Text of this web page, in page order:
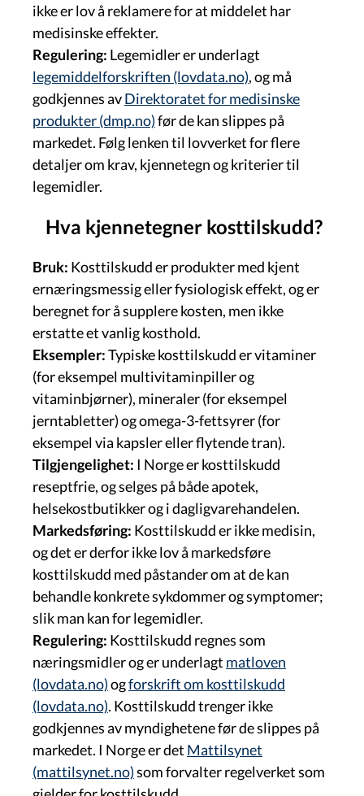
ikke er lov å reklamere for at middelet har
medisinske effekter.
Regulering: Legemidler er underlagt
legemiddelforskriften (lovdata.no), og må
godkjennes avDirektoratet for medisinske
produkter (dmp.no)før de kan slippes på
markedet. Følg lenken til lovverket for flere
detaljer om krav, kjennetegn og kriterier til
legemidler.
Hva kjennetegner kosttilskudd?
Bruk: Kosttilskudd er produkter med kjent
ernæringsmessig eller fysiologisk effekt, og er
beregnet for å supplere kosten, men ikke
erstatte et vanlig kosthold.
Eksempler:Typiske kosttilskudd er vitaminer
(for eksempel multivitaminpiller og
vitaminbjørner), mineraler (for eksempel
jerntabletter) og omega-3-fettsyrer (for
eksempel via kapsler eller flytende tran).
Tilgjengelighet: I Norge er kosttilskudd
reseptfrie, og selges på både apotek,
helsekostbutikker og i dagligvarehandelen.
Markedsføring: Kosttilskudd er ikke medisin,
og det er derfor ikke lov å markedsføre
kosttilskudd med påstander om at de kan
behandle konkrete sykdommer og symptomer;
slik man kan for legemidler.
Regulering: Kosttilskudd regnes som
næringsmidler og er underlagt matloven
(lovdata.no)ogforskrift om kosttilskudd
(lovdata.no). Kosttilskudd trenger ikke
godkjennes av myndighetene før de slippes på
markedet. I Norge er det Mattilsynet
(mattilsynet.no)som forvalter regelverket som